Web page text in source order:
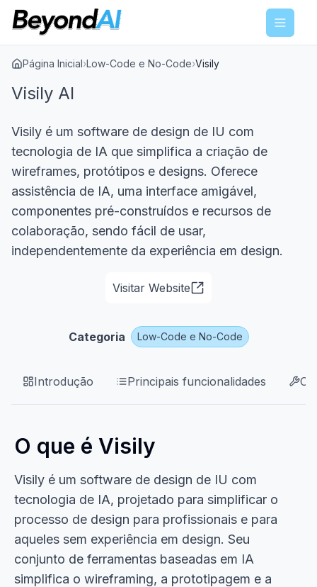
Menu
Página Inicial›Low-Code e No-Code›Visily
Visily AI
Visily é um software de design de IU com
tecnologia de IA que simplifica a criação de
wireframes, protótipos e designs. Oferece
assistência de IA, uma interface amigável,
componentes pré-construídos e recursos de
colaboração, sendo fácil de usar,
independentemente da experiência em design.
Visitar Website
Categoria Low-Code e No-Code
Introdução Principais funcionalidades
O que é Visily
Visily é um software de design de IU com
tecnologia de IA, projetado para simplificar o
processo de design para profissionais e para
aqueles sem experiência em design. Seu
conjunto de ferramentas baseadas em IA
simplifica o wireframing, a prototipagem e a